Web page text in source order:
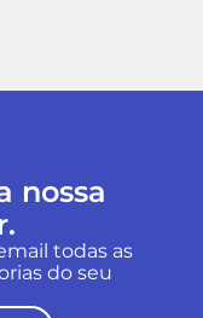
nossa
todas as
do seu